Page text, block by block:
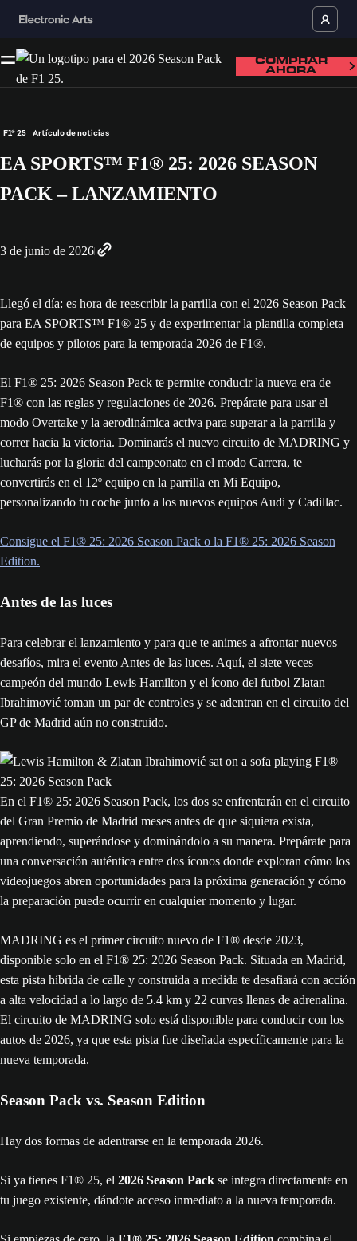
COMPRAR
AHORA
F1® 25 Artículo de noticias
EA SPORTS™ F1® 25: 2026 SEASON
PACK – LANZAMIENTO
3 de junio de 2026
Llegó el día: es hora de reescribir la parrilla con el 2026 Season Pack
para EA SPORTS™ F1® 25 y de experimentar la plantilla completa
de equipos y pilotos para la temporada 2026 de F1®.
El F1® 25: 2026 Season Pack te permite conducir la nueva era de
F1® con las reglas y regulaciones de 2026. Prepárate para usar el
modo Overtake y la aerodinámica activa para superar a la parrilla y
correr hacia la victoria. Dominarás el nuevo circuito de MADRING y
lucharás por la gloria del campeonato en el modo Carrera, te
convertirás en el 12º equipo en la parrilla en Mi Equipo,
personalizando tu coche junto a los nuevos equipos Audi y Cadillac.
Consigue el F1® 25: 2026 Season Pack o la F1® 25: 2026 Season
Edition.
Antes de las luces
Para celebrar el lanzamiento y para que te animes a afrontar nuevos
desafíos, mira el evento Antes de las luces. Aquí, el siete veces
campeón del mundo Lewis Hamilton y el ícono del futbol Zlatan
Ibrahimović toman un par de controles y se adentran en el circuito del
GP de Madrid aún no construido.
En el F1® 25: 2026 Season Pack, los dos se enfrentarán en el circuito
del Gran Premio de Madrid meses antes de que siquiera exista,
aprendiendo, superándose y dominándolo a su manera. Prepárate para
una conversación auténtica entre dos íconos donde exploran cómo los
videojuegos abren oportunidades para la próxima generación y cómo
la preparación puede ocurrir en cualquier momento y lugar.
MADRING es el primer circuito nuevo de F1® desde 2023,
disponible solo en el F1® 25: 2026 Season Pack. Situada en Madrid,
esta pista híbrida de calle y construida a medida te desafiará con acción
a alta velocidad a lo largo de 5.4 km y 22 curvas llenas de adrenalina.
El circuito de MADRING solo está disponible para conducir con los
autos de 2026, ya que esta pista fue diseñada específicamente para la
nueva temporada.
Season Pack vs. Season Edition
Hay dos formas de adentrarse en la temporada 2026.
Si ya tienes F1® 25, el 2026 Season Pack se integra directamente en
tu juego existente, dándote acceso inmediato a la nueva temporada.